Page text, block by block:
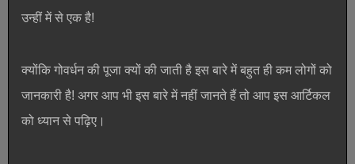
उन्हीं में से एक है!
क्योंकि गोवर्धन की पूजा क्यों की जाती है इस बारे में बहुत ही कम लोगों को
जानकारी है! अगर आप भी इस बारे में नहीं जानते हैं तो आप इस आर्टिकल
को ध्यान से पढ़िए।